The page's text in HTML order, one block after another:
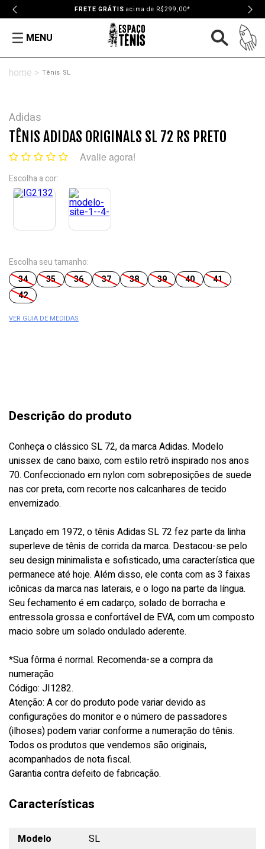
FRETE GRÁTIS acima de R$299,00*
MENU
Tênis SL
Adidas
TÊNIS ADIDAS ORIGINALS SL 72 RS PRETO
Avalie agora!
Escolha a cor:
Escolha seu tamanho:
34
35 36 37 38 39 40
41
42
VER GUIA DE MEDIDAS
Descrição do produto
Conheça o clássico SL 72, da marca Adidas. Modelo
unissex de cano baixo, com estilo retrô inspirado nos anos
70. Confeccionado em nylon com sobreposições de suede
nas cor preta, com recorte nos calcanhares de tecido
envernizado.
Lançado em 1972, o tênis Adidas SL 72 fez parte da linha
superleve de tênis de corrida da marca. Destacou-se pelo
seu design minimalista e sofisticado, uma característica que
permanece até hoje. Além disso, ele conta com as 3 faixas
icônicas da marca nas laterais, e o logo na parte da língua.
Seu fechamento é em cadarço, solado de borracha e
entressola grossa e confortável de EVA, com um composto
macio sobre um solado ondulado aderente.
*Sua fôrma é normal. Recomenda-se a compra da
numeração
Código: JI1282.
Atenção: A cor do produto pode variar devido as
configurações do monitor e o número de passadores
(ilhoses) podem variar conforme a numeração do tênis.
Todos os produtos que vendemos são originais,
acompanhados de nota fiscal.
Garantia contra defeito de fabricação.
Características
Modelo
SL